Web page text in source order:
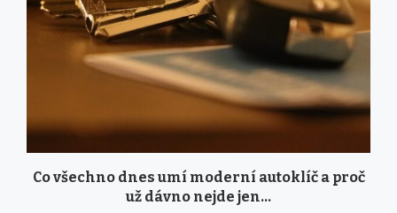
Co všechno dnes umí moderní autoklíč a proč
už dávno nejde jen...